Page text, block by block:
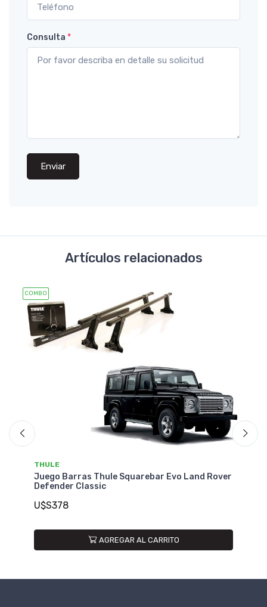
Consulta *
Enviar
Artículos relacionados
COMBO
THULE
Juego Barras Thule Squarebar Evo Land Rover
Defender Classic
U$S378
AGREGAR AL CARRITO